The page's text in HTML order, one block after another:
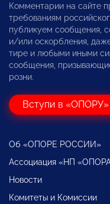
Комментарии на сайте
требованиям
публикуем сообщения,
и/или оскорбления,
тире и любыми иными
сообщения,
розни.
Вступи в «ОПОРУ»
Об «ОПОРЕ РОССИИ»
Ассоциация «НП
Новости
Комитеты и Комиссии